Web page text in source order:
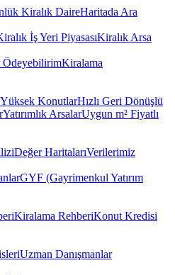
Kiralık DaireHaritada Ara
İş Yeri PiyasasıKiralık Arsa
ÖdeyebilirimKiralama
KonutlarHızlı Geri Dönüşlü
Yatırımlık ArsalarUygun m² Fiyatlı
Değer HaritalarıVerilerimiz
GYF (Gayrimenkul Yatırım
Kiralama RehberiKonut Kredisi
Uzman Danışmanlar